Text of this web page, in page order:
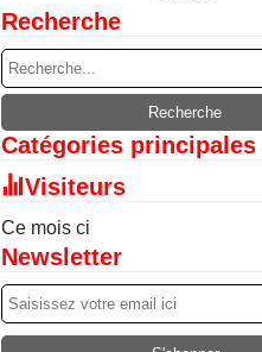
Recherche
Catégories principales
Visiteurs
Ce mois ci
Newsletter